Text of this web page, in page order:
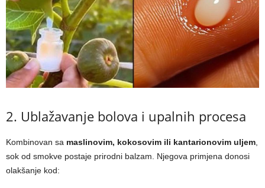
2. Ublažavanje bolova i upalnih procesa
Kombinovan sa maslinovim, kokosovim ili kantarionovim uljem
sok od smokve postaje prirodni balzam. Njegova primjena donosi
olakšanje kod: